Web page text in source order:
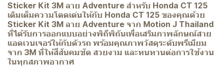
Sticker Kit 3M ลาย Adventure สำหรับ Honda CT 125
เติมเต็มความโดดเด่นให้กับ Honda CT 125 ของคุณด้วย
Sticker Kit 3M ลาย Adventure จาก Motion J Thailand
ที่ได้รับการออกแบบอย่างพิถีพิถันเพื่อเสริมภาพลักษณ์สาย
แอดเวนเจอร์ให้กับตัวรถ พร้อมคุณภาพวัสดุระดับพรีเมียม
จาก 3M ที่ให้สีสันคมชัด สวยงาม และทนทานต่อการใช้งาน
ในทุกสภาพอากาศ